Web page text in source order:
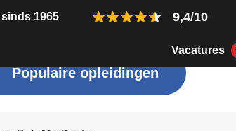
1965 9,4/10
Vacatures
Populaire opleidingen